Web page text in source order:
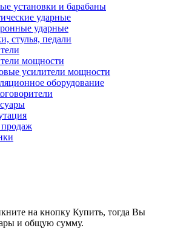
установки и барабаны
ударные
ударные
стулья, педали
мощности
усилители мощности
оборудование
на кнопку Купить, тогда Вы
и общую сумму.